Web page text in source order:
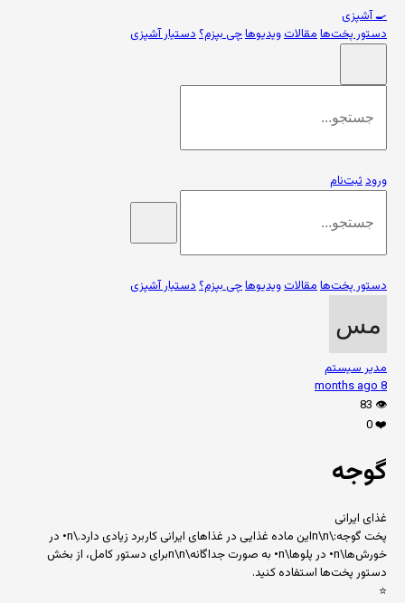
🍳آشپزی
دستور پخت‌هامقالاتویدیوهاچی بپزم؟دستیار آشپزی
ورودثبت‌نام
دستور پخت‌هامقالاتویدیوهاچی بپزم؟دستیار آشپزی
مدیر سیستم
8 months ago
👁️
83
❤️
0
گوجه
غذای ایرانی
پخت گوجه:\n\nاین ماده غذایی در غذاهای ایرانی کاربرد زیادی دارد.\n• در
خورش‌ها\n• در پلوها\n• به صورت جداگانه\n\nبرای دستور کامل، از بخش
دستور پخت‌ها استفاده کنید.
⭐